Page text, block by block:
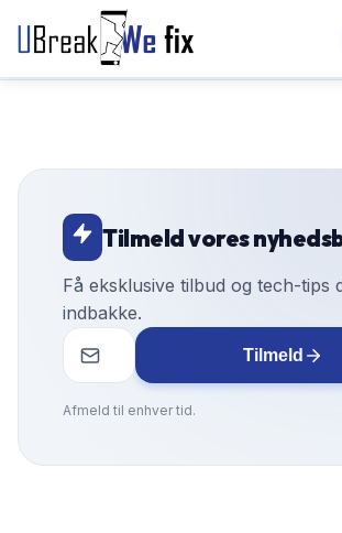
Tilmeld vores
Få eksklusive tilbud og tech-tips
indbakke.
Tilmeld
Afmeld til enhver tid.